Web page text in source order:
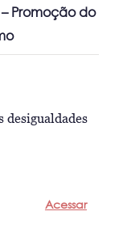
Promoção do
desigualdades
Acessar